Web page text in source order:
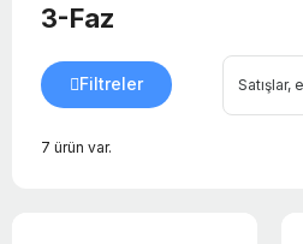
3-Faz
7 ürün var.
Filtreler